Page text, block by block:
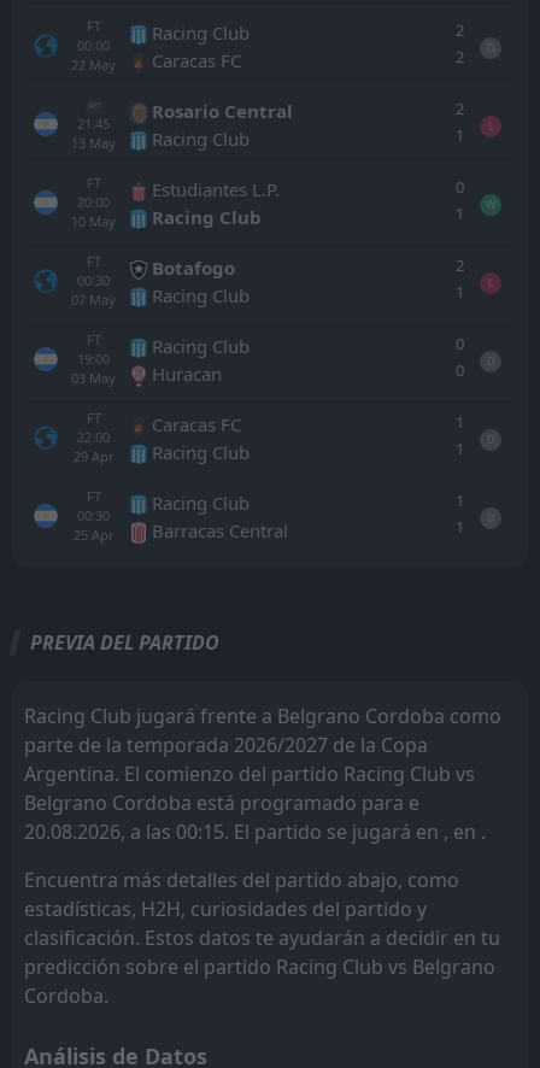
FT
00:00
22 May
Racing Club
Caracas FC
2
2
D
AET
21:45
13 May
Rosario Central
Racing Club
2
1
L
FT
20:00
10 May
Estudiantes L.P.
Racing Club
0
1
W
FT
00:30
07 May
Botafogo
Racing Club
2
1
L
FT
19:00
03 May
Racing Club
Huracan
0
0
D
FT
22:00
29 Apr
Caracas FC
Racing Club
1
1
D
FT
00:30
25 Apr
Racing Club
Barracas Central
1
1
D
22:00
15Aug
Belgrano Cordoba
Independ. Rivadavia
22:00
Banfield
FT
00:15
06Aug
Tigre
Belgrano Cordoba
0
21:00
Belgrano Cordoba
FT
PREVIA DEL PARTIDO
Racing Club jugará frente a Belgrano Cordoba como
parte de la temporada 2026/2027 de la Copa
Argentina. El comienzo del partido Racing Club vs
Belgrano Cordoba está programado para e
20.08.2026, a las 00:15. El partido se jugará en , en .
Encuentra más detalles del partido abajo, como
estadísticas, H2H, curiosidades del partido y
clasificación. Estos datos te ayudarán a decidir en tu
predicción sobre el partido Racing Club vs Belgrano
Cordoba.
Análisis de Datos